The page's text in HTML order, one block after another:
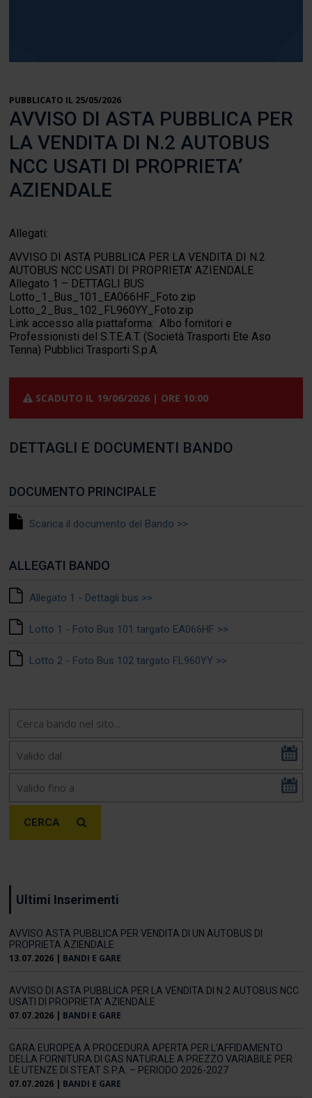
PUBBLICATO IL 25/05/2026
AVVISO DI ASTA PUBBLICA PER
LA VENDITA DI N.2 AUTOBUS
NCC USATI DI PROPRIETA’
AZIENDALE
Allegati:
AVVISO DI ASTA PUBBLICA PER LA VENDITA DI N.2
AUTOBUS NCC USATI DI PROPRIETA’ AZIENDALE
Allegato 1 – DETTAGLI BUS
Lotto_1_Bus_101_EA066HF_Foto.zip
Lotto_2_Bus_102_FL960YY_Foto.zip
Link accesso alla piattaforma: Albo fornitori e
Professionisti del S.T.E.A.T. (Società Trasporti Ete Aso
Tenna) Pubblici Trasporti S.p.A.
SCADUTO IL 19/06/2026 | ORE 10:00
DETTAGLI E DOCUMENTI BANDO
DOCUMENTO PRINCIPALE
Scarica il documento del Bando >>
ALLEGATI BANDO
Allegato 1 - Dettagli bus >>
Lotto 1 - Foto Bus 101 targato EA066HF >>
Lotto 2 - Foto Bus 102 targato FL960YY >>
CERCA
Ultimi Inserimenti
AVVISO ASTA PUBBLICA PER VENDITA DI UN AUTOBUS DI
PROPRIETA AZIENDALE
13.07.2026 | BANDI E GARE
AVVISO DI ASTA PUBBLICA PER LA VENDITA DI N.2 AUTOBUS NCC
USATI DI PROPRIETA’ AZIENDALE
07.07.2026 | BANDI E GARE
GARA EUROPEA A PROCEDURA APERTA PER L’AFFIDAMENTO
DELLA FORNITURA DI GAS NATURALE A PREZZO VARIABILE PER
LE UTENZE DI STEAT S.P.A. – PERIODO 2026-2027
07.07.2026 | BANDI E GARE